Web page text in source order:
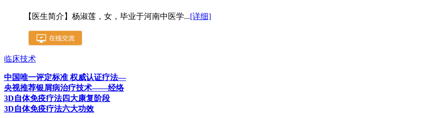
【医生简介】杨淑莲，女，毕业于河南中医学...[详细]
临床技术
中国唯一评定标准 权威认证疗法—
央视推荐银屑病治疗技术——经络
3D自体免疫疗法四大康复阶段
3D自体免疫疗法六大功效